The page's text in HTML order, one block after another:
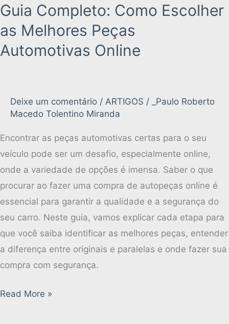
Guia Completo: Como Escolher
as Melhores Peças
Automotivas Online
Deixe um comentário / ARTIGOS /
_Paulo Roberto
Macedo Tolentino Miranda
Encontrar as peças automotivas certas para o seu
veículo pode ser um desafio, especialmente online,
onde a variedade de opções é imensa. Saber o que
procurar ao fazer uma compra de autopeças online é
essencial para garantir a qualidade e a segurança do
seu carro. Neste guia, vamos explicar cada etapa para
que você saiba identificar as melhores peças, entender
a diferença entre originais e paralelas e onde fazer sua
compra com segurança.
Read More »